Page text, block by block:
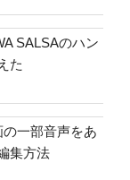
SALSAのハン
た
一部音声をあ
集方法